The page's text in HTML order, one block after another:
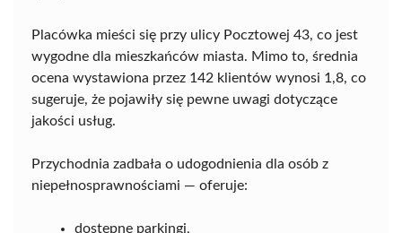
Placówka mieści się przy ulicy Pocztowej 43, co jest
wygodne dla mieszkańców miasta. Mimo to, średnia
ocena wystawiona przez 142 klientów wynosi 1,8, co
sugeruje, że pojawiły się pewne uwagi dotyczące
jakości usług.
Przychodnia zadbała o udogodnienia dla osób z
niepełnosprawnościami — oferuje:
dostępne parkingi,